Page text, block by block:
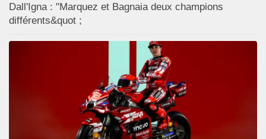
Dall'Igna : "Marquez et Bagnaia deux champions
différents&quot ;